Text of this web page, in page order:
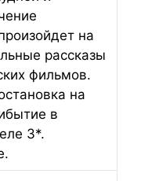
на
рассказы
фильмов.
на
в
3*.